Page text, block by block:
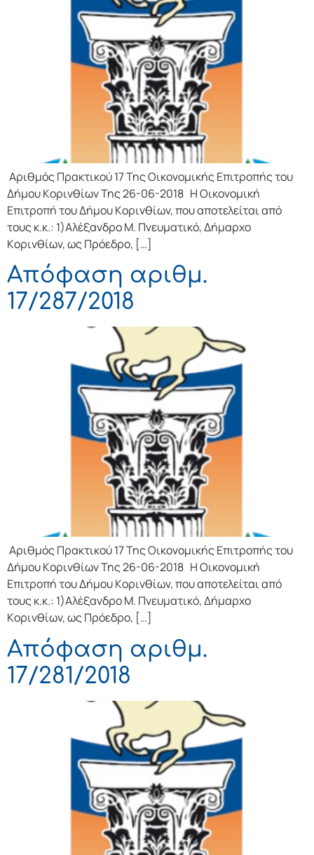
Αριθμός Πρακτικού 17 Της Οικονομικής Επιτρoπής τoυ
Δήμoυ Κoριvθίωv Της 26-06-2018 Η Οικονομική
Επιτρoπή τoυ Δήμoυ Κoριvθίωv, πoυ απoτελείται από
τoυς κ.κ.: 1)Αλέξανδρο Μ. Πνευματικό, Δήμαρχo
Κoριvθίωv, ως Πρόεδρo, […]
Απόφαση αριθμ.
17/287/2018
Αριθμός Πρακτικού 17 Της Οικονομικής Επιτρoπής τoυ
Δήμoυ Κoριvθίωv Της 26-06-2018 Η Οικονομική
Επιτρoπή τoυ Δήμoυ Κoριvθίωv, πoυ απoτελείται από
τoυς κ.κ.: 1)Αλέξανδρο Μ. Πνευματικό, Δήμαρχo
Κoριvθίωv, ως Πρόεδρo, […]
Απόφαση αριθμ.
17/281/2018